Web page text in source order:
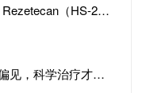
翰森制药 | B7-H3 ADC Risvutatug Rezetecan（HS-20093）骨肉瘤III期临床ARTEMIS-011达到IRC-PFS主要终点
世界肝炎日 | 多一点看见，少一点偏见，科学治疗才是打败乙肝的最强答案